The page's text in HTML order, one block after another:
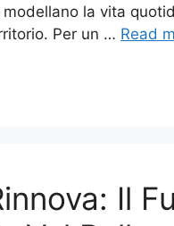
la vita
Per un … Read
Il